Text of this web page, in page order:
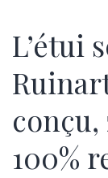
L’étui
100%